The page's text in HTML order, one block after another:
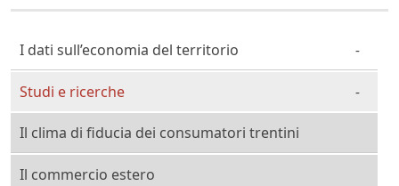
Cittadino Professionista Imprenditore
I dati sull’economia del territorio
Studi e ricerche
Il clima di fiducia dei consumatori trentini
Il commercio estero